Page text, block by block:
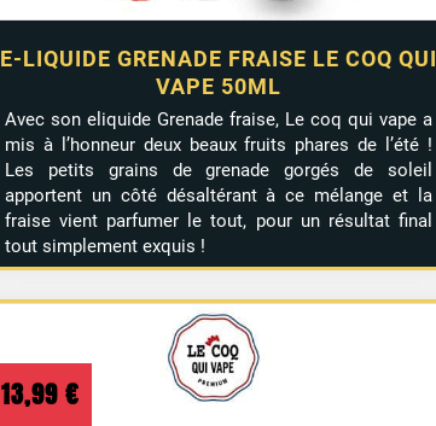
E-LIQUIDE GRENADE FRAISE LE COQ QUI
VAPE 50ML
Avec son eliquide Grenade fraise, Le coq qui vape a
mis à l’honneur deux beaux fruits phares de l’été !
Les petits grains de grenade gorgés de soleil
apportent un côté désaltérant à ce mélange et la
fraise vient parfumer le tout, pour un résultat final
tout simplement exquis !
13,99€